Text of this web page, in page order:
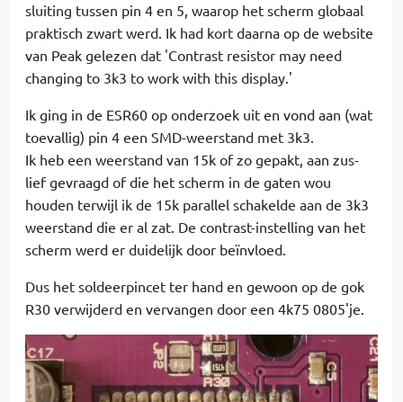
sluiting tussen pin 4 en 5, waarop het scherm globaal
praktisch zwart werd. Ik had kort daarna op de website
van Peak gelezen dat 'Contrast resistor may need
changing to 3k3 to work with this display.'
Ik ging in de ESR60 op onderzoek uit en vond aan (wat
toevallig) pin 4 een SMD-weerstand met 3k3.
Ik heb een weerstand van 15k of zo gepakt, aan zus-
lief gevraagd of die het scherm in de gaten wou
houden terwijl ik de 15k parallel schakelde aan de 3k3
weerstand die er al zat. De contrast-instelling van het
scherm werd er duidelijk door beïnvloed.
Dus het soldeerpincet ter hand en gewoon op de gok
R30 verwijderd en vervangen door een 4k75 0805'je.